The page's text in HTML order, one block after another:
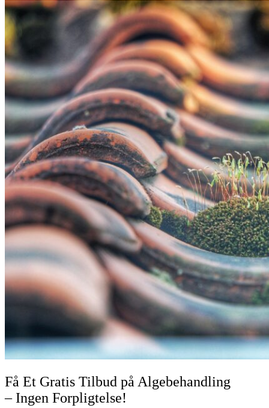
Få Et Gratis Tilbud på Algebehandling
– Ingen Forpligtelse!